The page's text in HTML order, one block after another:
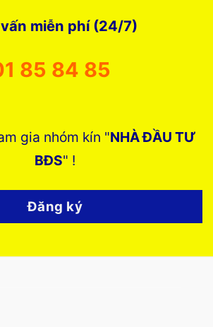
miễn phí (24/7)
85 84 85
gia nhóm kín "NHÀ ĐẦU TƯ
BĐS" !
Đăng ký